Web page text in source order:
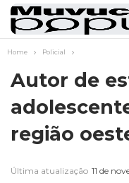
Home Policial
Autor de
região
Última atualização 11 de